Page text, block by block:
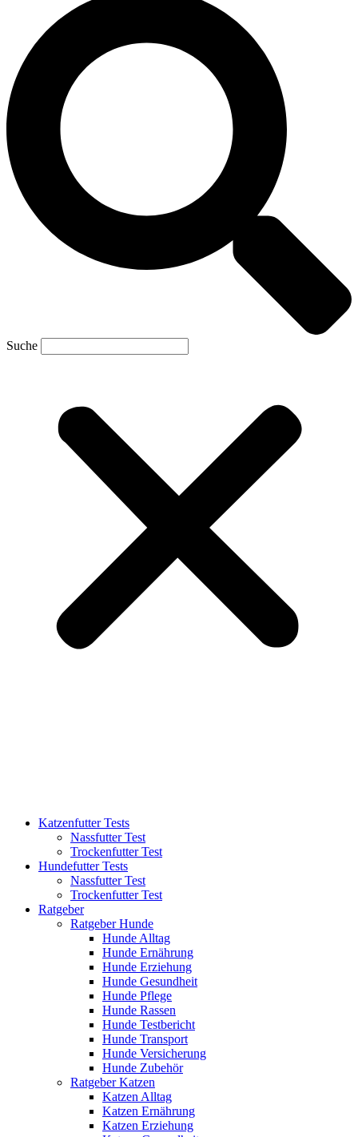
Suche
Katzenfutter Tests
Nassfutter Test
Trockenfutter Test
Hundefutter Tests
Nassfutter Test
Trockenfutter Test
Ratgeber
Ratgeber Hunde
Hunde Alltag
Hunde Ernährung
Hunde Erziehung
Hunde Gesundheit
Hunde Pflege
Hunde Rassen
Hunde Testbericht
Hunde Transport
Hunde Versicherung
Hunde Zubehör
Ratgeber Katzen
Katzen Alltag
Katzen Ernährung
Katzen Erziehung